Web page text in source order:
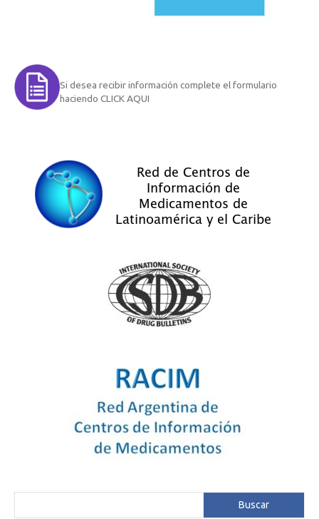
Si desea recibir información complete el formulario
haciendo CLICK AQUI
Buscar